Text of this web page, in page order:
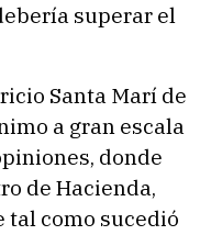
superar el
Santa Marí de
a gran escala
donde
de Hacienda,
tal como sucedió